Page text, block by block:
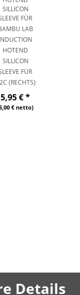
LAB
HOTEND
SILLICON
FÜR
(RECHTS)
5,95 €*
€ netto)
Details